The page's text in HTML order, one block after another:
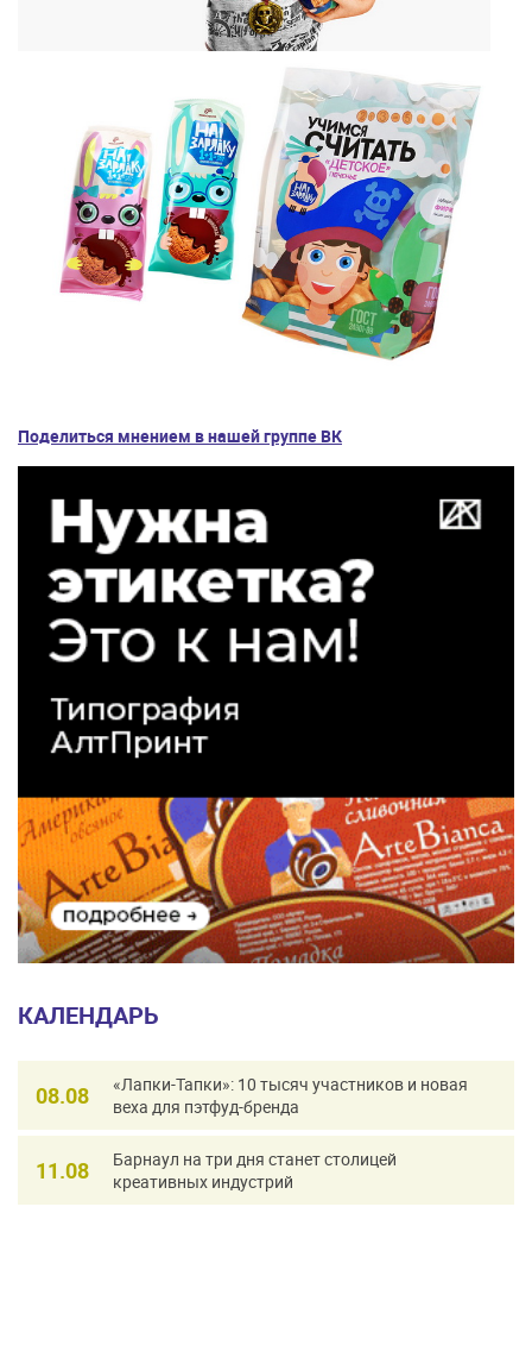
Поделиться мнением в нашей группе ВК
КАЛЕНДАРЬ
08.08
«Лапки-Тапки»: 10 тысяч участников и новая
веха для пэтфуд-бренда
11.08
Барнаул на три дня станет столицей
креативных индустрий